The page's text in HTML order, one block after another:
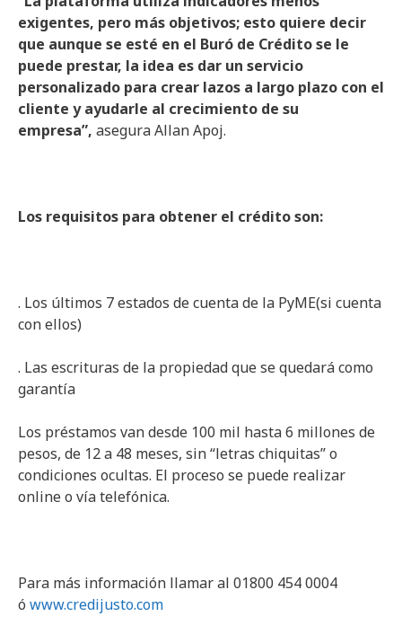
exigentes, pero más objetivos; esto quiere decir
que aunque se esté en el Buró de Crédito se le
puede prestar, la idea es dar un servicio
personalizado para crear lazos a largo plazo con el
cliente y ayudarle al crecimiento de su
empresa”, asegura Allan Apoj.
Los requisitos para obtener el crédito son:
. Los últimos 7 estados de cuenta de la PyME(si cuenta
con ellos)
. Las escrituras de la propiedad que se quedará como
garantía
Los préstamos van desde 100 mil hasta 6 millones de
pesos, de 12 a 48 meses, sin “letras chiquitas” o
condiciones ocultas. El proceso se puede realizar
online o vía telefónica.
Para más información llamar al 01800 454 0004
ó www.credijusto.com